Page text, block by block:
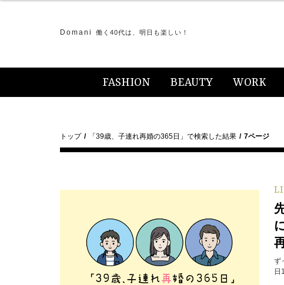
Domani 働く40代は、明日も楽しい！
FASHION BEAUTY WORK
トップ 「39歳、子連れ再婚の365日」で検索した結果 7ページ
ず
日